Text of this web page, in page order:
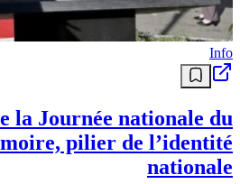
Info
la Journée nationale du
pilier de l’identité
nationale